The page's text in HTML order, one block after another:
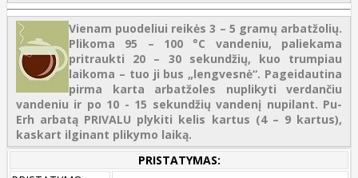
Vienam puodeliui reikės 3 – 5 gramų arbatžolių.
Plikoma 95 – 100 °C vandeniu, paliekama
pritraukti 20 – 30 sekundžių, kuo trumpiau
laikoma – tuo ji bus „lengvesnė“. Pageidautina
pirma karta arbatžoles nuplikyti verdančiu
vandeniu ir po 10 - 15 sekundžių vandenį nupilant. Pu-
Erh arbatą PRIVALU plykiti kelis kartus (4 – 9 kartus),
kaskart ilginant plikymo laiką.
PRISTATYMAS: